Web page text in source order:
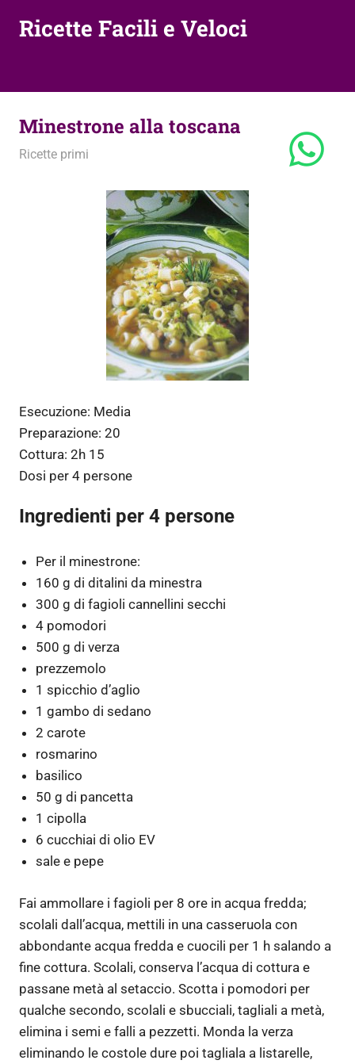
Ricette Facili e Veloci
Minestrone alla toscana
14 Novembre 2013
admin
Ricette primi
Esecuzione: Media
Preparazione: 20
Cottura: 2h 15
Dosi per 4 persone
Ingredienti per 4 persone
Per il minestrone:
160 g di ditalini da minestra
300 g di fagioli cannellini secchi
4 pomodori
500 g di verza
prezzemolo
1 spicchio d’aglio
1 gambo di sedano
2 carote
rosmarino
basilico
50 g di pancetta
1 cipolla
6 cucchiai di olio EV
sale e pepe
Fai ammollare i fagioli per 8 ore in acqua fredda;
scolali dall’acqua, mettili in una casseruola con
abbondante acqua fredda e cuocili per 1 h salando a
fine cottura. Scolali, conserva l’acqua di cottura e
passane metà al setaccio. Scotta i pomodori per
qualche secondo, scolali e sbucciali, tagliali a metà,
elimina i semi e falli a pezzetti. Monda la verza
eliminando le costole dure poi tagliala a listarelle,